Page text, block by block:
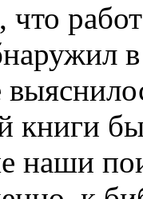
в
книги
наши